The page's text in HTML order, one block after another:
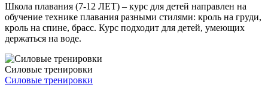
Школа плавания (7-12 ЛЕТ) – курс для детей направлен на
обучение технике плавания разными стилями: кроль на груди,
кроль на спине, брасс. Курс подходит для детей, умеющих
держаться на воде.
Силовые тренировки
Силовые тренировки